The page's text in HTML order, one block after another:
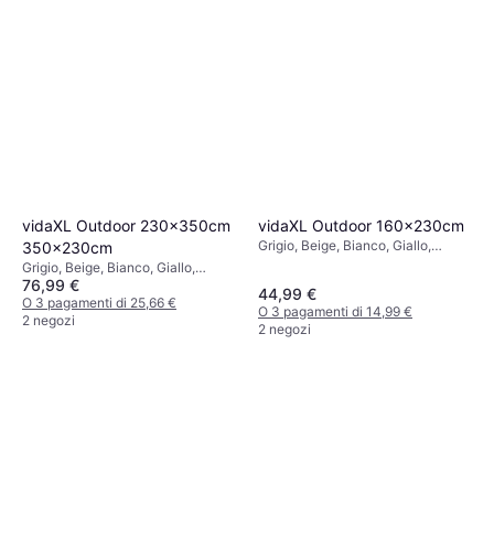
vidaXL Outdoor 230x350cm
350x230cm
Grigio, Beige, Bianco, Giallo,
Materiale: Plastica, Meccanismo a
catena
76,99 €
O 3 pagamenti di 25,66 €
2 negozi
vidaXL Outdoor 160x230cm
Grigio, Beige, Bianco, Giallo,
44,99 €
O 3 pagamenti di 14,99 €
2 negozi